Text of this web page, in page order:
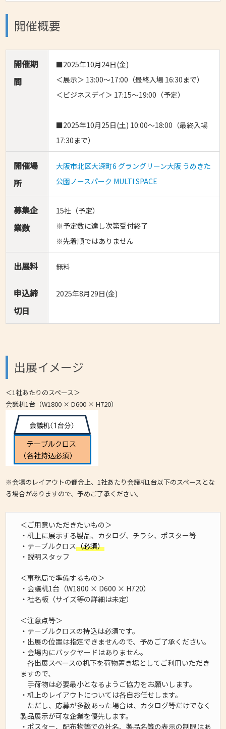
開催概要
開催期
間
■2025年10月24日(金)
＜展示＞ 13:00～17:00（最終入場 16:30まで）
＜ビジネスデイ＞ 17:15～19:00（予定）
■2025年10月25日(土) 10:00～18:00（最終入場
17:30まで）
開催場
所
大阪市北区大深町6 グラングリーン大阪 うめきた
公園ノースパーク MULTI SPACE
募集企
業数
15社（予定）
※予定数に達し次第受付終了
※先着順ではありません
出展料 無料
申込締
切日
2025年8月29日(金)
出展イメージ
＜1社あたりのスペース＞
会議机1台（W1800 × D600 × H720）
※会場のレイアウトの都合上、1社あたり会議机1台以下のスペースとな
る場合がありますので、予めご了承ください。
＜ご用意いただきたいもの＞
・机上に展示する製品、カタログ、チラシ、ポスター等
・テーブルクロス（必須）
・説明スタッフ
＜事務局で準備するもの＞
・会議机1台（W1800 × D600 × H720）
・社名板（サイズ等の詳細は未定）
＜注意点等＞
・テーブルクロスの持込は必須です。
・出展の位置は指定できませんので、予めご了承ください。
・会場内にバックヤードはありません。
各出展スペースの机下を荷物置き場としてご利用いただき
ますので、
手荷物は必要最小となるようご協力をお願いします。
・机上のレイアウトについては各自お任せします。
ただし、応募が多数あった場合は、カタログ等だけでなく
製品展示が可な企業を優先します。
・ポスター、配布物等での社名、製品名等の表示の制限はあ